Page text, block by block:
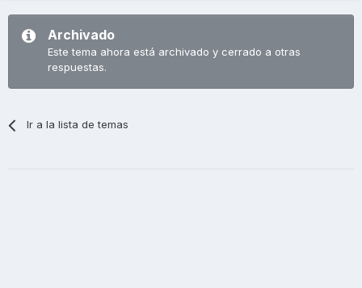
Archivado
Este tema ahora está archivado y cerrado a otras
respuestas.
Ir a la lista de temas